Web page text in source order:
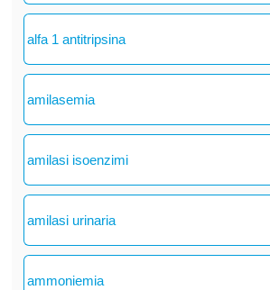
alfa 1 antitripsina
amilasemia
amilasi isoenzimi
amilasi urinaria
ammoniemia